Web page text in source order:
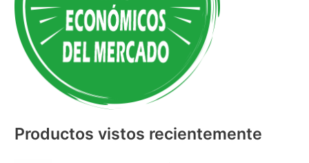
n
a
Productos vistos recientemente